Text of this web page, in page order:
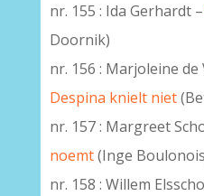
nr. 155 : Ida Gerhardt –
Doornik)
nr. 156 : Marjoleine de
Despina knielt niet
nr. 157 : Margreet
noemt(Inge
nr. 158 : Willem